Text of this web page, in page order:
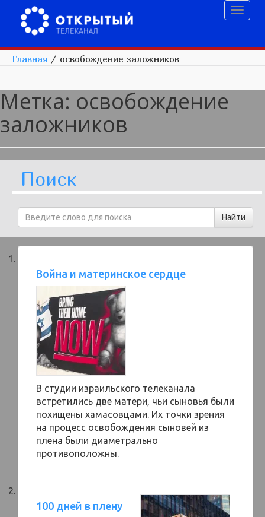
Главная / освобождение заложников
Метка: освобождение
заложников
Поиск
Война и материнское сердце
В студии израильского телеканала
встретились две матери, чьи сыновья были
похищены хамасовцами. Их точки зрения
на процесс освобождения сыновей из
плена были диаметрально
противоположны.
100 дней в плену